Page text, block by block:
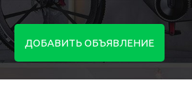
ДОБАВИТЬ ОБЪЯВЛЕНИЕ